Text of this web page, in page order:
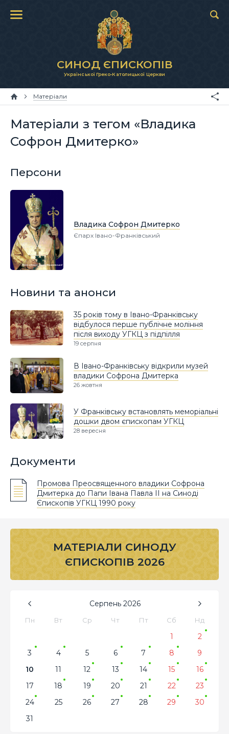
СИНОД ЄПИСКОПІВ
Української Греко-Католицької Церкви
Матеріали
Матеріали з тегом «Владика
Софрон Дмитерко»
Персони
Владика Софрон Дмитерко
Єпарх Івано-Франківський
Новини та анонси
35 років тому в Івано-Франківську
відбулося перше публічне моління
після виходу УГКЦ з підпілля
19 серпня
В Івано-Франківську відкрили музей
владики Софрона Дмитерка
26 жовтня
У Франківську встановлять меморіальні
дошки двом єпископам УГКЦ
28 вересня
Документи
Промова Преосвященного владики Софрона
Дмитерка до Папи Івана Павла ІІ на Синоді
Єпископів УГКЦ 1990 року
МАТЕРІАЛИ СИНОДУ
ЄПИСКОПІВ 2026
Серпень 2026
Пн Вт Ср Чт Пт Сб Нд
1
2
3
4 5 6 7 8
9
10
11 12 13 14 15
16
17
18 19 20 21 22
23
24
25 26 27 28 29
30
31